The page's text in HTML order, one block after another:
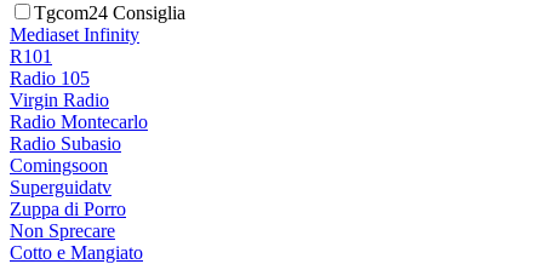
Tgcom24 Consiglia
Mediaset Infinity
R101
Radio 105
Virgin Radio
Radio Montecarlo
Radio Subasio
Comingsoon
Superguidatv
Zuppa di Porro
Non Sprecare
Cotto e Mangiato